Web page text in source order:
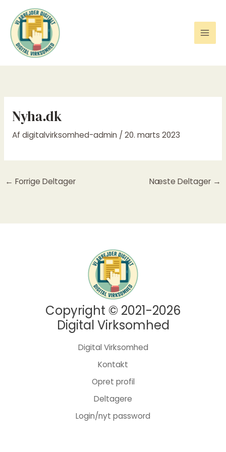
indholdet
Nyha.dk
Af digitalvirksomhed-admin / 20. marts 2023
← Forrige Deltager Næste Deltager →
Copyright © 2021-2026
Digital Virksomhed
Digital Virksomhed
Kontakt
Opret profil
Deltagere
Login/nyt password